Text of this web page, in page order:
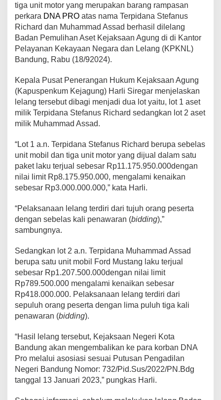
tiga unit motor yang merupakan barang rampasan
perkara DNA PRO atas nama Terpidana Stefanus
Richard dan Muhammad Assad berhasil dilelang
Badan Pemulihan Aset Kejaksaan Agung di di Kantor
Pelayanan Kekayaan Negara dan Lelang (KPKNL)
Bandung, Rabu (18/92024).
Kepala Pusat Penerangan Hukum Kejaksaan Agung
(Kapuspenkum Kejagung) Harli Siregar menjelaskan
lelang tersebut dibagi menjadi dua lot yaitu, lot 1 aset
milik Terpidana Stefanus Richard sedangkan lot 2 aset
milik Muhammad Assad.
“Lot 1 a.n. Terpidana Stefanus Richard berupa sebelas
unit mobil dan tiga unit motor yang dijual dalam satu
paket laku terjual sebesar Rp11.175.950.000dengan
nilai limit Rp8.175.950.000, mengalami kenaikan
sebesar Rp3.000.000.000,” kata Harli.
“Pelaksanaan lelang terdiri dari tujuh orang peserta
dengan sebelas kali penawaran (bidding),”
sambungnya.
Sedangkan lot 2 a.n. Terpidana Muhammad Assad
berupa satu unit mobil Ford Mustang laku terjual
sebesar Rp1.207.500.000dengan nilai limit
Rp789.500.000 mengalami kenaikan sebesar
Rp418.000.000. Pelaksanaan lelang terdiri dari
sepuluh orang peserta dengan lima puluh tiga kali
penawaran (bidding).
“Hasil lelang tersebut, Kejaksaan Negeri Kota
Bandung akan mengembalikan ke para korban DNA
Pro melalui asosiasi sesuai Putusan Pengadilan
Negeri Bandung Nomor: 732/Pid.Sus/2022/PN.Bdg
tanggal 13 Januari 2023,” pungkas Harli.